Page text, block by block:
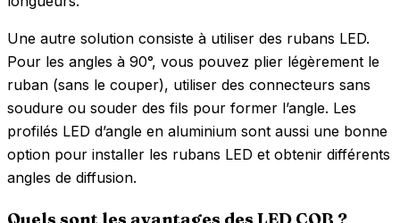
Une autre solution consiste à utiliser des rubans LED.
Pour les angles à 90°, vous pouvez plier légèrement le
ruban (sans le couper), utiliser des connecteurs sans
soudure ou souder des fils pour former l’angle. Les
profilés LED d’angle en aluminium sont aussi une bonne
option pour installer les rubans LED et obtenir différents
angles de diffusion.
Quels sont les avantages des LED COB ?